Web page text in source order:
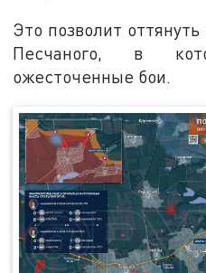
Это позволит
Песчаного, в
ожесточенные бои.